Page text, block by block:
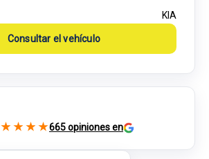
KIA
Consultar el vehículo
★ ★ ★ ★665 opiniones en